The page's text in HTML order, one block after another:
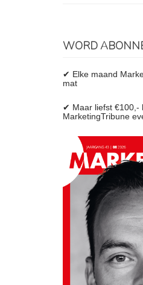
WORD
✔ Elke maand
mat
✔ Maar liefst €100,-
MarketingTribune